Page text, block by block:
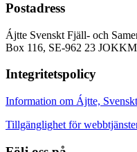
Postadress
Ájtte Svenskt Fjäll- och
Box 116, SE-962 23
Integritetspolicy
Information om Ájtte,
Tillgänglighet för